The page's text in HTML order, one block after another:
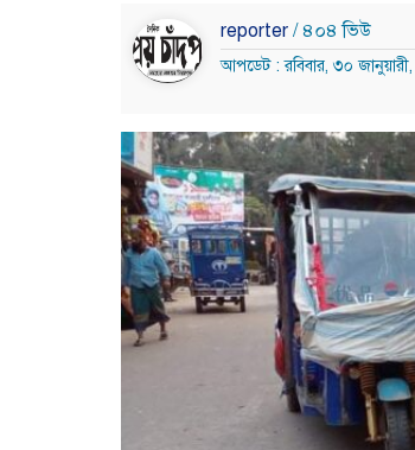
reporter / ৪০৪ ভিউ
আপডেট : রবিবার, ৩০